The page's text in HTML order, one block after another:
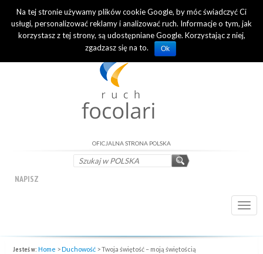
INTERNATIONAL OFFICIAL WEBSITE
OFICJALNA STRONA POLSKA
NAPISZ
Jesteś w: Home >Duchowość >Twoja świętość – moją świętością
Na tej stronie używamy plików cookie Google, by móc świadczyć Ci
usługi, personalizować reklamy i analizować ruch. Informacje o tym, jak
korzystasz z tej strony, są udostępniane Google. Korzystając z niej,
zgadzasz się na to.
Ok